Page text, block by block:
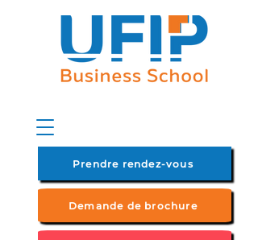
Prendre rendez-vous
Demande de brochure